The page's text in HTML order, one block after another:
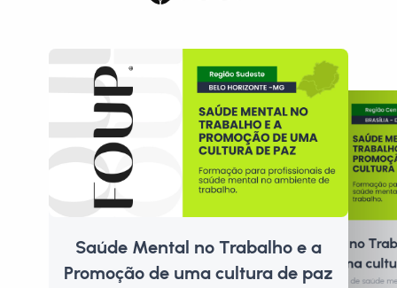
Saúde Mental no Trabalho e a
Promoção de uma cultura de paz
Saúde Mental no
Promoção de uma
Formação para profissionais de saúde